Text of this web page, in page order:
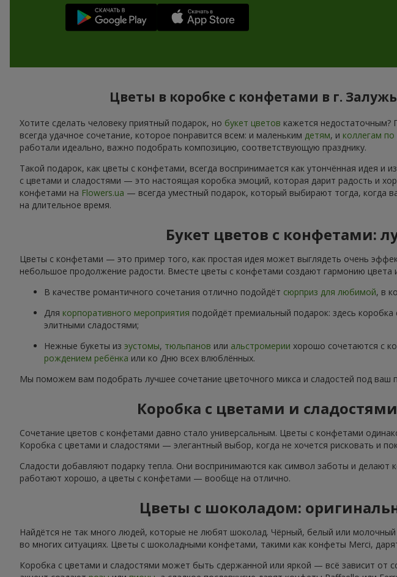
Цветы в коробке с конфетами в г.
Хотите сделать человеку приятный подарок, но букет цветов кажется
всегда удачное сочетание, которое понравится всем: и маленьким детям, и коллегам
работали идеально, важно подобрать композицию, соответствующую празднику.
Такой подарок, как цветы с конфетами, всегда воспринимается как утончённая
с цветами и сладостями — это настоящая коробка эмоций, которая дарит радость и
конфетами на Flowers.ua — всегда уместный подарок, который выбирают тогда, когда
на длительное время.
Букет цветов с конфетами:
Цветы с конфетами — это пример того, как простая идея может выглядеть очень
небольшое продолжение радости. Вместе цветы с конфетами создают гармонию
В качестве романтичного сочетания отлично подойдёт сюрприз для любимой, в
Для корпоративного мероприятия подойдёт премиальный подарок: здесь
элитными сладостями;
Нежные букеты из эустомы, тюльпанов или альстромерии хорошо сочетаются с
рождением ребёнка или ко Дню всех влюблённых.
Мы поможем вам подобрать лучшее сочетание цветочного микса и сладостей под
Коробка с цветами и
Сочетание цветов с конфетами давно стало универсальным. Цветы с конфетами
Коробка с цветами и сладостями — элегантный выбор, когда не хочется рисковать и
Сладости добавляют подарку тепла. Они воспринимаются как символ заботы и
работают хорошо, а цветы с конфетами — вообще на отлично.
Цветы с шоколадом:
Найдётся не так много людей, которые не любят шоколад. Чёрный, белый или
во многих ситуациях. Цветы с шоколадными конфетами, такими как конфеты Merci,
Коробка с цветами и сладостями может быть сдержанной или яркой — всё зависит